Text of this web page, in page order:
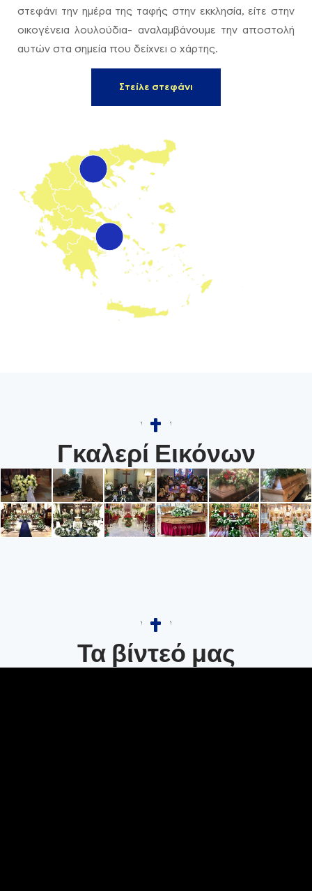
στεφάνι την ημέρα της ταφής στην εκκλησία, είτε στην
οικογένεια λουλούδια- αναλαμβάνουμε την αποστολή
αυτών στα σημεία που δείχνει ο χάρτης.
Στείλε στεφάνι
Γκαλερί Εικόνων
Τα βίντεό μας